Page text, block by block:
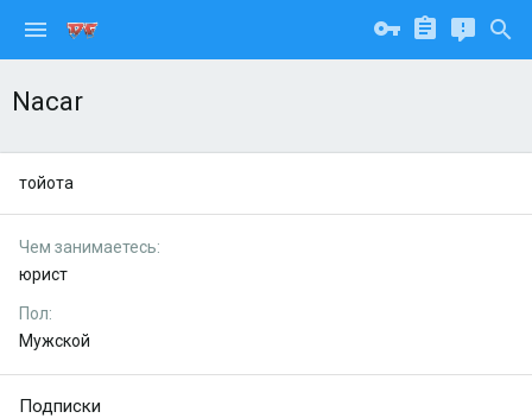
Nacar
тойота
Чем занимаетесь
юрист
Пол
Мужской
Подписки